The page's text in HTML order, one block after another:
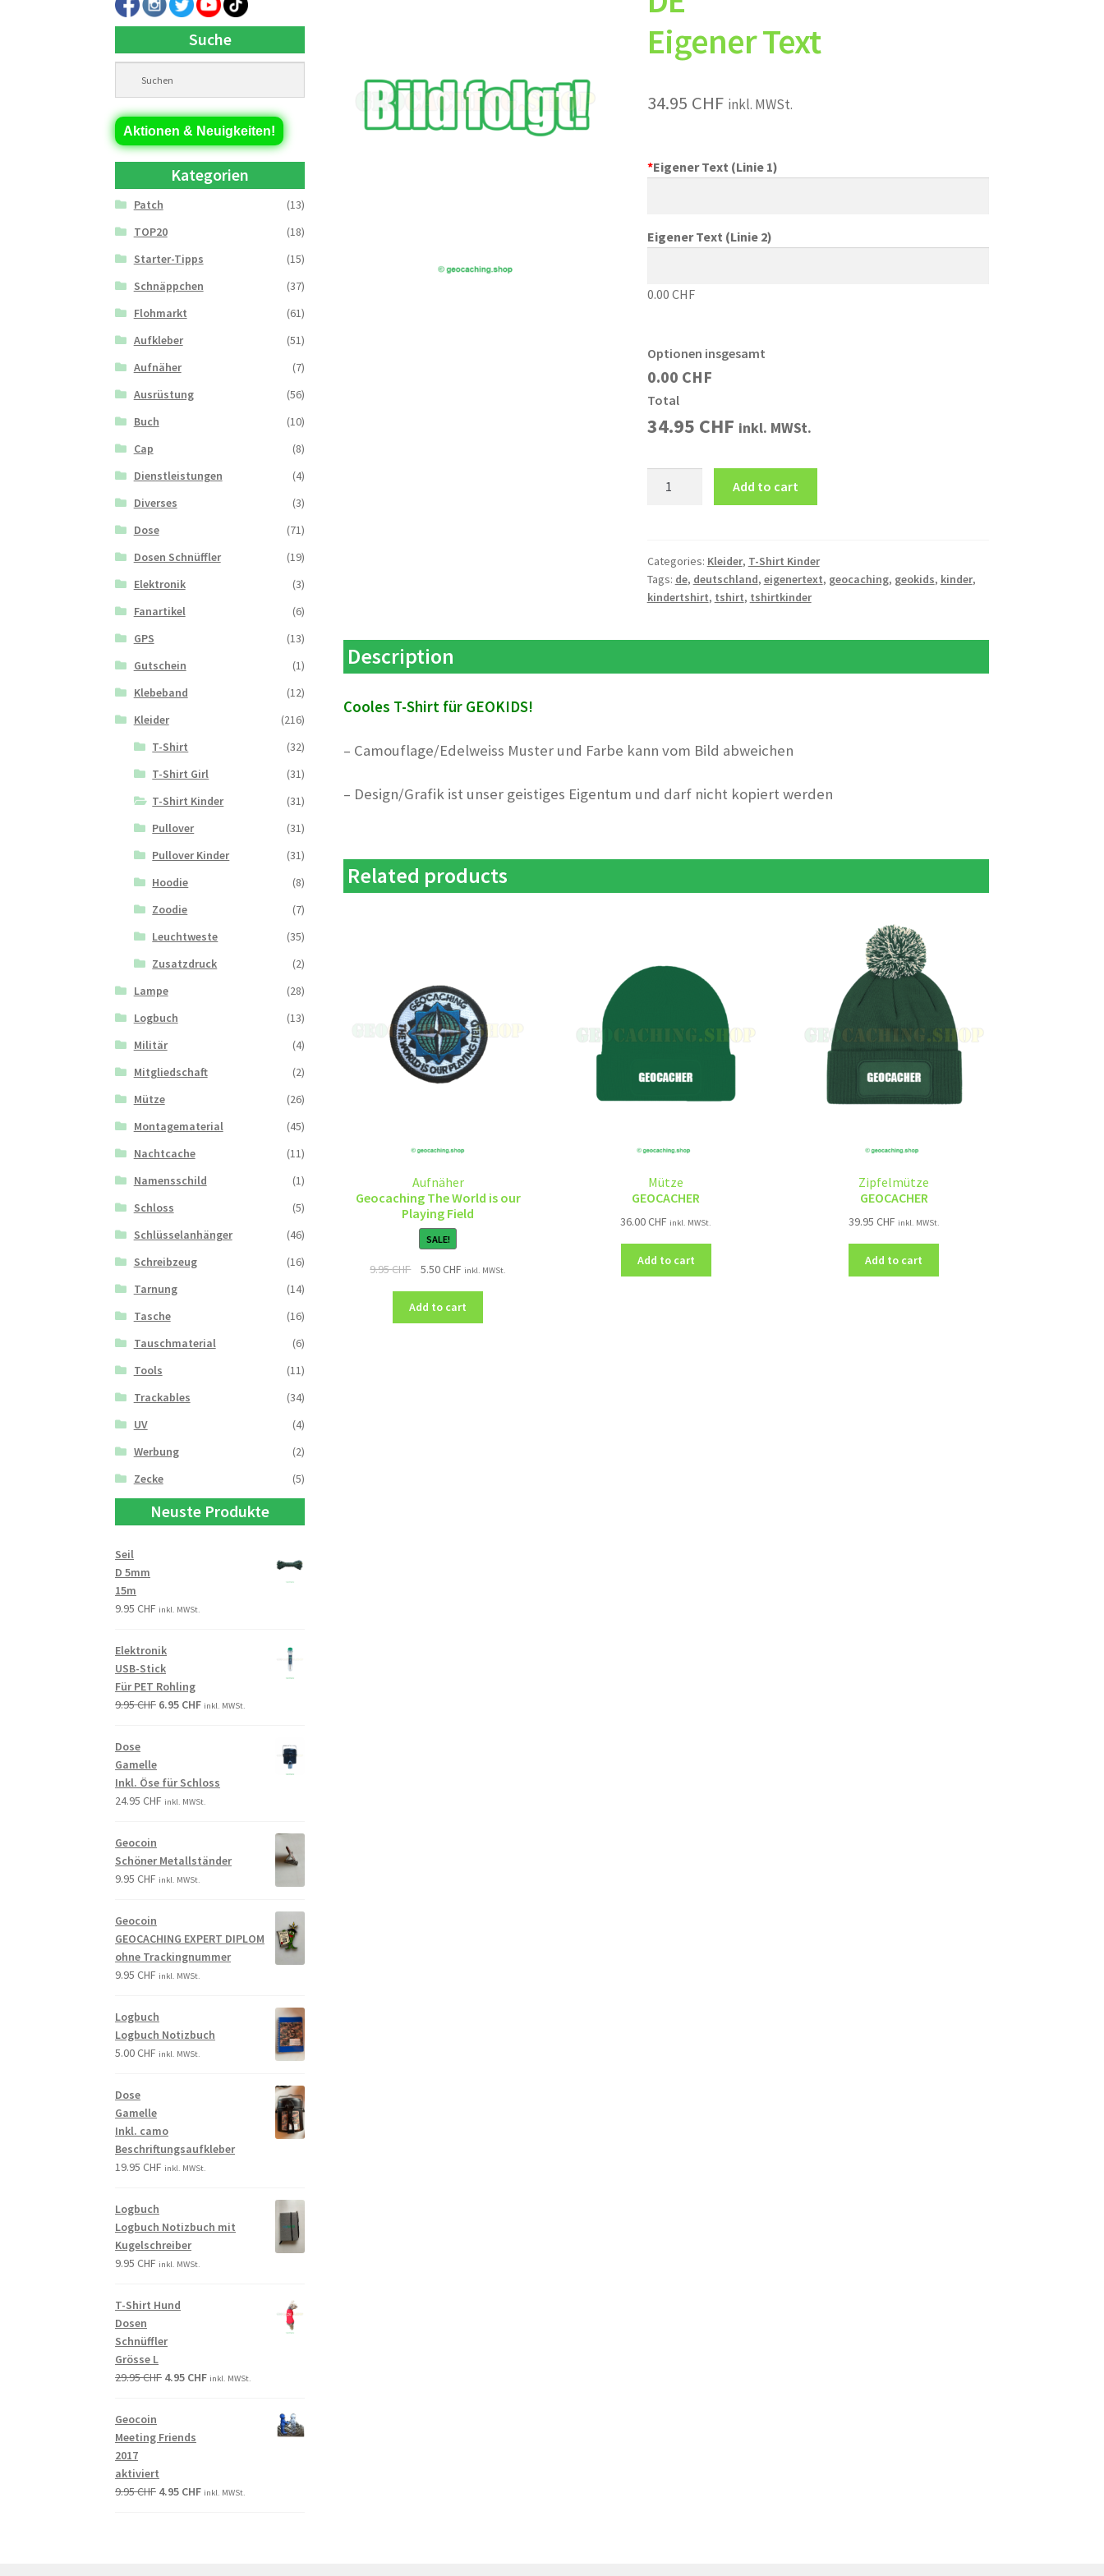
Eigener Text
34.95 CHF inkl. MWSt.
*Eigener Text (Linie 1)
Eigener Text (Linie 2)
0.00 CHF
Optionen insgesamt
0.00 CHF
Total
34.95 CHF inkl. MWSt.
Eigener
Text
quantity
Add to cart
Categories: Kleider, T-Shirt Kinder
Tags: de, deutschland, eigenertext, geocaching, geokids, kinder,
kindertshirt, tshirt, tshirtkinder
Description
Cooles T-Shirt für GEOKIDS!
– Camouflage/Edelweiss Muster und Farbe kann vom Bild abweichen
– Design/Grafik ist unser geistiges Eigentum und darf nicht kopiert werden
Related products
Aufnäher
Geocaching The World is our
Playing Field
SALE!
9.95CHF 5.50CHF inkl. MWSt.
Add to cart
Mütze
GEOCACHER
36.00CHF inkl. MWSt.
Add to cart
Zipfelmütze
GEOCACHER
39.95 CHF inkl. MWSt.
Add to cart
Suche
Aktionen & Neuigkeiten!
Kategorien
Patch
(13)
TOP20
(18)
Starter-Tipps
(15)
Schnäppchen
(37)
Flohmarkt
(61)
Aufkleber
(51)
Aufnäher
(7)
Ausrüstung
(56)
Buch
(10)
Cap
(8)
Dienstleistungen
(4)
Diverses
(3)
Dose
(71)
Dosen Schnüffler
(19)
Elektronik
(3)
Fanartikel
(6)
GPS
(13)
Gutschein
(1)
Klebeband
(12)
Kleider
(216)
T-Shirt
(32)
T-Shirt Girl
(31)
T-Shirt Kinder
(31)
Pullover
(31)
Pullover Kinder
(31)
Hoodie
(8)
Zoodie
(7)
Leuchtweste
(35)
Zusatzdruck
(2)
Lampe
(28)
Logbuch
(13)
Militär
(4)
Mitgliedschaft
(2)
Mütze
(26)
Montagematerial
(45)
Nachtcache
(11)
Namensschild
(1)
Schloss
(5)
Schlüsselanhänger
(46)
Schreibzeug
(16)
Tarnung
(14)
Tasche
(16)
Tauschmaterial
(6)
Tools
(11)
Trackables
(34)
UV
(4)
Werbung
(2)
Zecke
(5)
Neuste Produkte
Seil
D 5mm
15m
9.95CHF inkl. MWSt.
Elektronik
USB-Stick
Für PET Rohling
9.95CHF 6.95 CHF inkl. MWSt.
Dose
Gamelle
Inkl. Öse für Schloss
24.95CHF inkl. MWSt.
Geocoin
Schöner Metallständer
9.95CHF inkl. MWSt.
Geocoin
GEOCACHING EXPERT DIPLOM
ohne Trackingnummer
9.95CHF inkl. MWSt.
Logbuch
Logbuch Notizbuch
5.00CHF inkl. MWSt.
Dose
Gamelle
Inkl. camo
Beschriftungsaufkleber
19.95CHF inkl. MWSt.
Logbuch
Logbuch Notizbuch mit
Kugelschreiber
9.95CHF inkl. MWSt.
T-Shirt Hund
Dosen
Schnüffler
Grösse L
29.95CHF 4.95 CHF inkl. MWSt.
Geocoin
Meeting Friends
2017
aktiviert
9.95CHF 4.95 CHF inkl. MWSt.